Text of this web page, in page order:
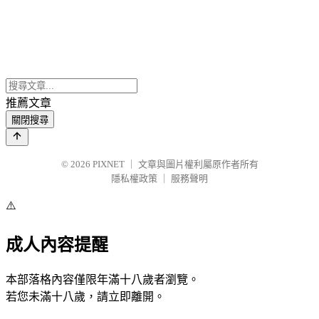
推薦文章
關閉搜尋
© 2026 PIXNET
文章與圖片權利屬原作者所有
隱私權政策
服務聲明
⚠️
成人內容提醒
本部落格內容僅限年滿十八歲者瀏覽。
若您未滿十八歲，請立即離開。